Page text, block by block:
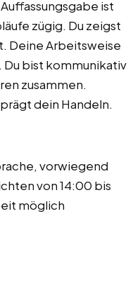
ist
zügig. Du zeigst
Deine Arbeitsweise
bist kommunikativ
zusammen.
dein Handeln.
vorwiegend
von 14:00 bis
möglich